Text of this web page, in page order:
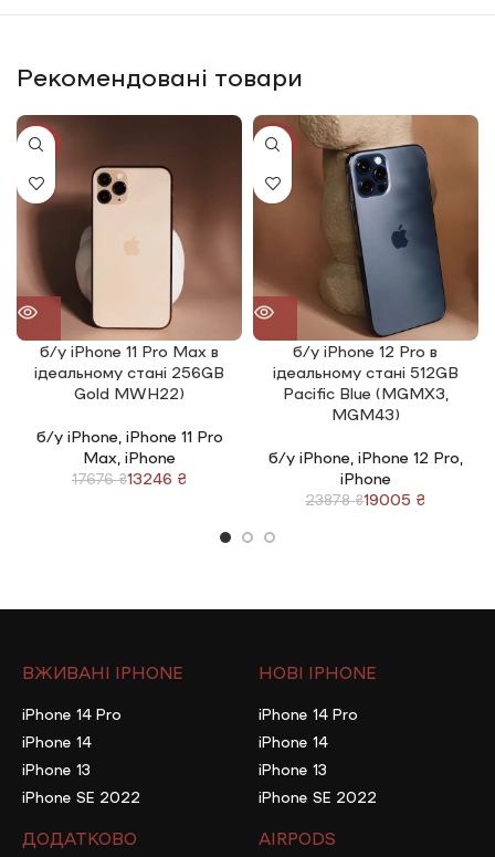
Рекомендовані товари
-25%
б/у iPhone 11 Pro Max в
ідеальному стані 256GB
Gold MWH22)
б/у iPhone, iPhone 11 Pro
Max iPhone
17676₴13246 ₴
-20%
б/у iPhone 12 Pro в
ідеальному стані 512GB
Pacific Blue (MGMX3,
MGM43)
б/у iPhone, iPhone 12 Pro
iPhone
23878₴19005 ₴
ВЖИВАНІ IPHONE
iPhone 14 Pro
iPhone 14
iPhone 13
iPhone SE 2022
НОВІ IPHONE
iPhone 14 Pro
iPhone 14
iPhone 13
iPhone SE 2022
ДОДАТКОВО AIRPODS